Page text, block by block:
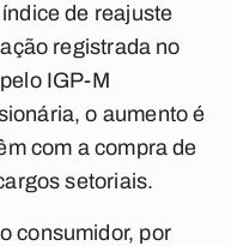
de reajuste
registrada no
IGP-M
o aumento é
com a compra de
setoriais.
consumidor, por